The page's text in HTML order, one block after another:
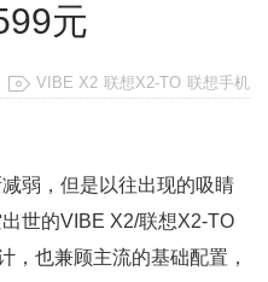
元
VIBE X2 联想X2-TO 联想手机
弱，但是以往出现的吸睛
世的VIBE X2/联想X2-TO
，也兼顾主流的基础配置，